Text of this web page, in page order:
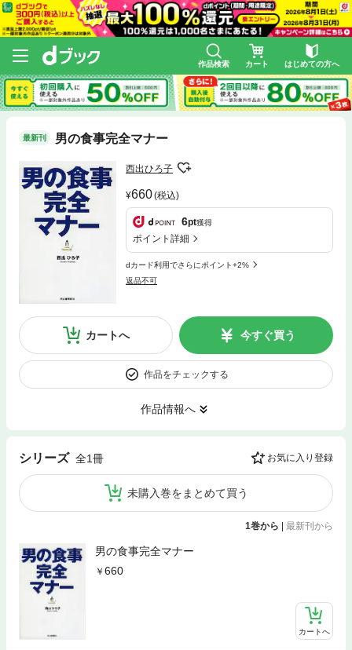
作品検索 カート はじめての方へ
最新刊 男の食事完全マナー
西出ひろ子
660(税込)
6pt獲得
ポイント詳細
dカード利用でさらにポイント+2%
返品不可
カートへ 今すぐ買う
作品をチェックする
作品情報へ
シリーズ 全1冊 お気に入り登録
未購入巻をまとめて買う
1巻から | 最新刊から
男の食事完全マナー
660
カートへ